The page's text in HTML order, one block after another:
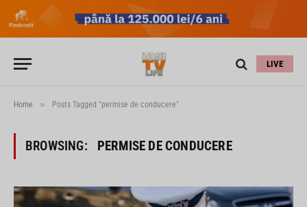
LIVE
Home » Posts Tagged "permise de conducere"
BROWSING: PERMISE DE CONDUCERE